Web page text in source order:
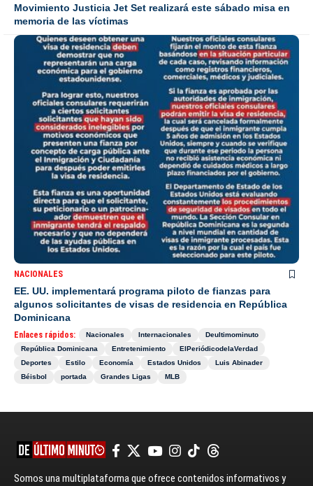
Movimiento Justicia Jet Set realizará este sábado misa en
memoria de las víctimas
NACIONALES
EE. UU. implementará programa piloto de fianzas para
algunos solicitantes de visas de residencia en República
Dominicana
Enlaces rápidos: Nacionales Internacionales
Deultimominuto
República Dominicana
Entretenimiento
ElPeriódicodelaVerdad
Deportes
Estilo Economía Estados Unidos
Luis Abinader
Béisbol
portada Grandes Ligas MLB
Somos una multiplataforma que ofrece contenidos informativos y